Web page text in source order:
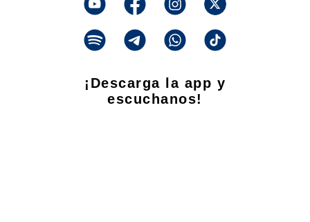
¡Descarga la app y
escuchanos!